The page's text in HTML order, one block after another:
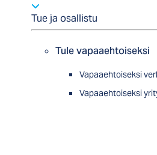
Tue ja osallistu
Tule vapaaehtoiseksi
Vapaaehtoiseksi
Vapaaehtoiseksi